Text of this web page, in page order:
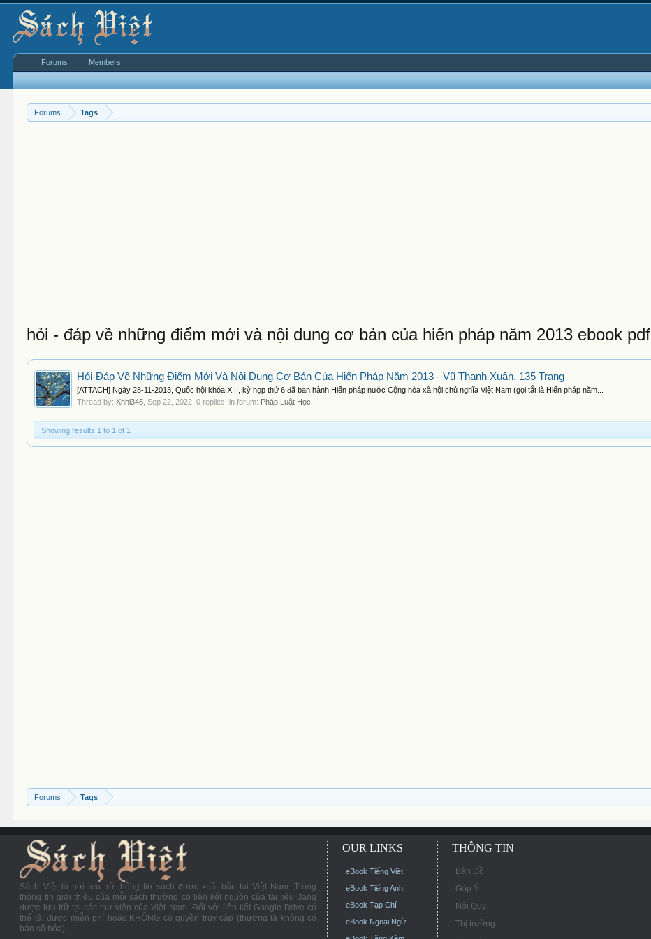
Forums Tags
hỏi - đáp về những điểm mới và nội dung cơ bản của hiến pháp năm 2013 ebook pdf
Hỏi-Đáp Về Những Điểm Mới Và Nội Dung Cơ Bản Của Hiến Pháp Năm 2013 - Vũ Thanh Xuân, 135 Trang
[ATTACH] Ngày 28-11-2013, Quốc hội khóa XIII, kỳ họp thứ 6 đã ban hành Hiến pháp nước Cộng hòa xã hội chủ nghĩa Việt Nam (gọi tắt là Hiến pháp năm...
Thread by:Xnhi345 ,Sep 22, 2022 , 0 replies, in forum: Pháp Luật Học
Showing results 1 to 1 of 1
Forums Tags
Forums Members
Sách Việt là nơi lưu trữ thông tin sách được xuất bản tại Việt Nam. Trong
thông tin giới thiệu của mỗi sách thường có liên kết nguồn của tài liệu đang
được lưu trữ tại các thư viện của Việt Nam. Đối với liên kết Google Drive có
thể tải được miễn phí hoặc KHÔNG có quyền truy cập (thường là không có
bản số hóa).
OUR LINKS
eBook Tiếng Việt
eBook Tiếng Anh
eBook Tạp Chí
eBook Ngoại Ngữ
THÔNG TIN
Bản Đồ
Góp Ý
Nội Quy
Thị trường